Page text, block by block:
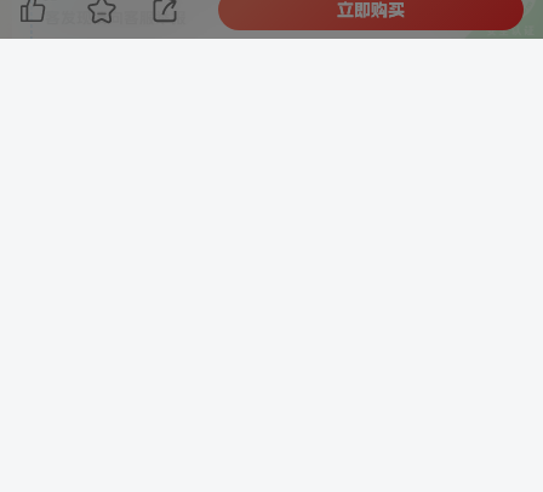
客发现请向客服举报
立即购买